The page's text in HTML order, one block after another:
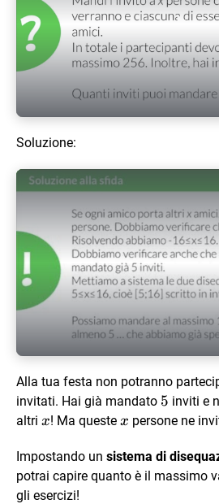
Soluzione:
Alla tua festa non potranno
invitati. Hai già mandato 5
5 inviti e
altri x
x! Ma queste x
x persone ne
Impostando un sistema di
potrai capire quanto è il massimo
gli esercizi!